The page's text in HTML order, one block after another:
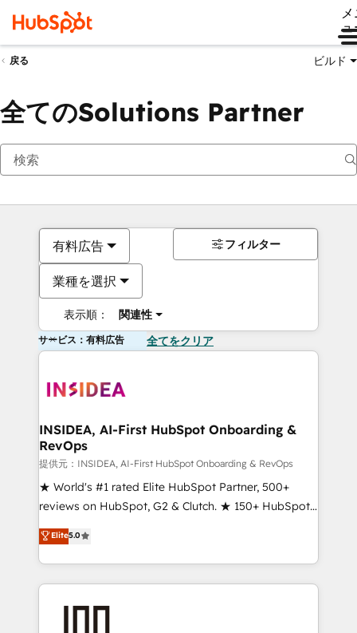
ュ
戻る ビルド
全てのSolutions Partner
有料広告
業種を選択
表示順： 関連性
フィルター
サービス：有料広告 全てをクリア
INSIDEA, AI-First HubSpot Onboarding &
RevOps
提供元：INSIDEA, AI-First HubSpot Onboarding & RevOps
★ World's #1 rated Elite HubSpot Partner, 500+
reviews on HubSpot, G2 & Clutch. ★ 150+ HubSpot
Certified Experts & Trainers across the team ★
1,500+ implementations across five continents ★ AI-
First, RevOps-led, Onboarding obsessed ★
Company of the Year 2024/25 INSIDEA helps
Elite5.0